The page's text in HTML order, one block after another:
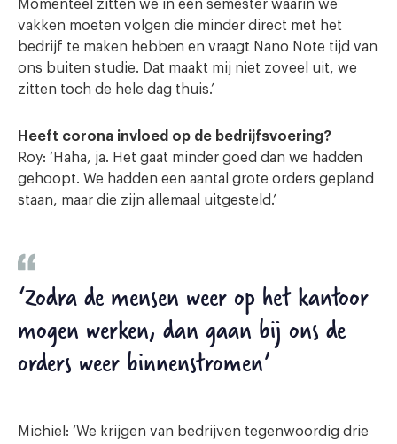
Momenteel zitten we in een semester waarin we
vakken moeten volgen die minder direct met het
bedrijf te maken hebben en vraagt Nano Note tijd van
ons buiten studie. Dat maakt mij niet zoveel uit, we
zitten toch de hele dag thuis.’
Heeft corona invloed op de bedrijfsvoering?
Roy: ‘Haha, ja. Het gaat minder goed dan we hadden
gehoopt. We hadden een aantal grote orders gepland
staan, maar die zijn allemaal uitgesteld.’
‘Zodra de mensen weer op het kantoor
mogen werken, dan gaan bij ons de
orders weer binnenstromen’
Michiel: ‘We krijgen van bedrijven tegenwoordig drie